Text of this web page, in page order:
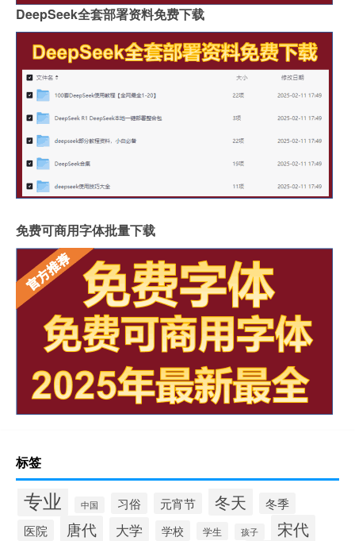
DeepSeek全套部署资料免费下载
免费可商用字体批量下载
标签
专业 中国 习俗 元宵节 冬天
冬季
医院
唐代 大学 学校 学生 孩子 宋代